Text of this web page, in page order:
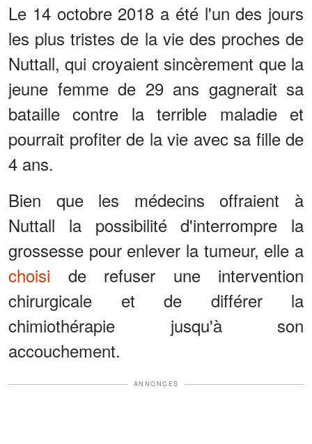
Le 14 octobre 2018 a été l'un des jours
les plus tristes de la vie des proches de
Nuttall, qui croyaient sincèrement que la
jeune femme de 29 ans gagnerait sa
bataille contre la terrible maladie et
pourrait profiter de la vie avec sa fille de
4 ans.
Bien que les médecins offraient à
Nuttall la possibilité d'interrompre la
grossesse pour enlever la tumeur, elle a
choisi de refuser une intervention
chirurgicale et de différer la
chimiothérapie jusqu'à son
accouchement.
ANNONCES